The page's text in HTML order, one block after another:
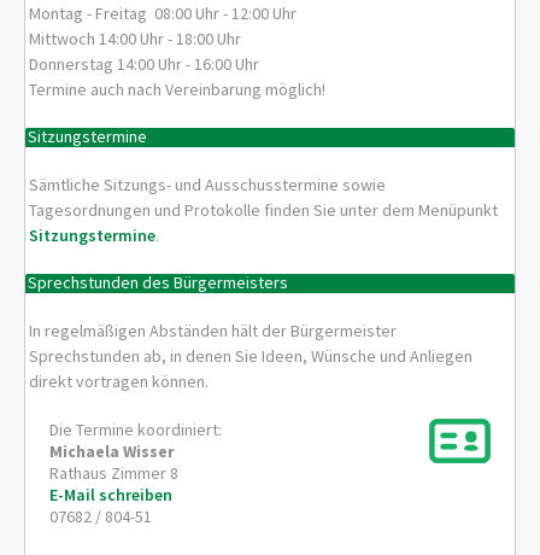
Montag - Freitag 08:00 Uhr - 12:00 Uhr
Mittwoch 14:00 Uhr - 18:00 Uhr
Donnerstag 14:00 Uhr - 16:00 Uhr
Termine auch nach Vereinbarung möglich!
Sitzungstermine
Sämtliche Sitzungs- und Ausschusstermine sowie
Tagesordnungen und Protokolle finden Sie unter dem Menüpunkt
Sitzungstermine.
Sprechstunden des Bürgermeisters
In regelmäßigen Abständen hält der Bürgermeister
Sprechstunden ab, in denen Sie Ideen, Wünsche und Anliegen
direkt vortragen können.
Die Termine koordiniert:
Michaela Wisser
Rathaus Zimmer 8
E-Mail schreiben
07682 / 804-51